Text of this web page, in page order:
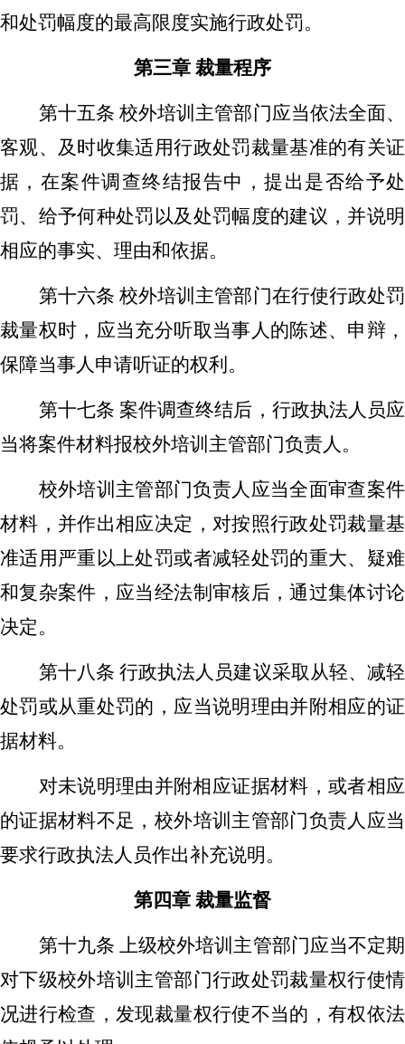
和处罚幅度的最高限度实施行政处罚。
第三章 裁量程序
第十五条 校外培训主管部门应当依法全面、
客观、及时收集适用行政处罚裁量基准的有关证
据，在案件调查终结报告中，提出是否给予处
罚、给予何种处罚以及处罚幅度的建议，并说明
相应的事实、理由和依据。
第十六条 校外培训主管部门在行使行政处罚
裁量权时，应当充分听取当事人的陈述、申辩，
保障当事人申请听证的权利。
第十七条 案件调查终结后，行政执法人员应
当将案件材料报校外培训主管部门负责人。
校外培训主管部门负责人应当全面审查案件
材料 ， 并作出相应决定，对按照行政处罚裁量基
准适用严重以上处罚或者减轻处罚的重大、 疑难
和复杂案件，应当经法制审核后，通过集体讨论
决定。
第十八条 行政执法人员建议采取从轻、减轻
处罚或从重处罚的，应当说明理由并附相应的证
据材料。
对未说明理由并附相应证据材料，或者相应
的证据材料不足，校外培训主管部门负责人应当
要求行政执法人员作出补充说明。
第四章 裁量监督
第十九条 上级校外培训主管部门应当不定期
对下级校外培训主管部门行政处罚裁量权行使情
况进行检查，发现裁量权行使不当的，有权依法